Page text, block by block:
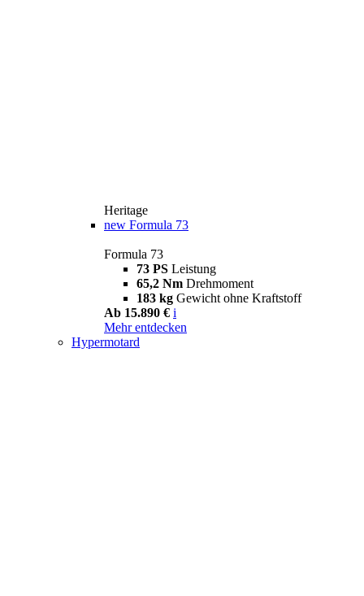
Heritage
new Formula 73
Formula 73
73 PS Leistung
65,2 Nm Drehmoment
183 kg Gewicht ohne Kraftstoff
Ab 15.890 € i
Mehr entdecken
Hypermotard